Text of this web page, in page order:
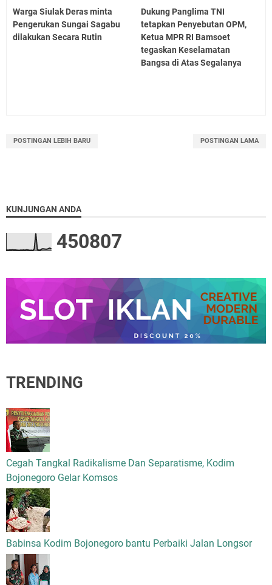
Warga Siulak Deras minta
Pengerukan Sungai Sagabu
dilakukan Secara Rutin
Dukung Panglima TNI
tetapkan Penyebutan OPM,
Ketua MPR RI Bamsoet
tegaskan Keselamatan
Bangsa di Atas Segalanya
POSTINGAN LEBIH BARU POSTINGAN LAMA
KUNJUNGAN ANDA
450807
TRENDING
Cegah Tangkal Radikalisme Dan Separatisme, Kodim
Bojonegoro Gelar Komsos
Babinsa Kodim Bojonegoro bantu Perbaiki Jalan Longsor